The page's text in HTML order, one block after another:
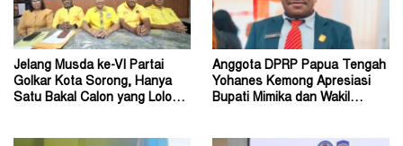
Jelang Musda ke-VI Partai
Golkar Kota Sorong, Hanya
Satu Bakal Calon yang Lolos
Anggota DPRP Papua Tengah
Yohanes Kemong Apresiasi
Bupati Mimika dan Wakil